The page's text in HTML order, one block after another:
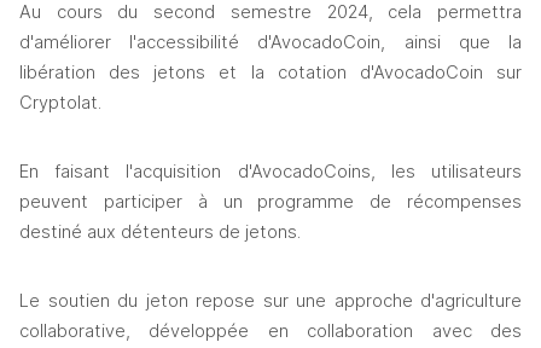
Au cours du second semestre 2024, cela permettra
d'améliorer l'accessibilité d'AvocadoCoin, ainsi que la
libération des jetons et la cotation d'AvocadoCoin sur
Cryptolat.
En faisant l'acquisition d'AvocadoCoins, les utilisateurs
peuvent participer à un programme de récompenses
destiné aux détenteurs de jetons.
Le soutien du jeton repose sur une approche d'agriculture
collaborative, développée en collaboration avec des